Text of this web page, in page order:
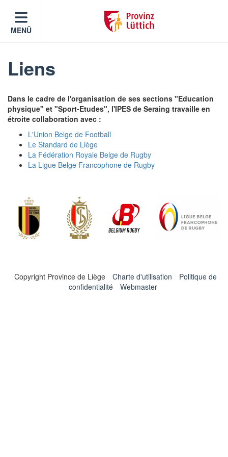
MENÜ
Liens
Dans le cadre de l'organisation de ses sections "Education
physique" et "Sport-Etudes", l'IPES de Seraing travaille en
étroite collaboration avec :
L'Union Belge de Football
Le Standard de Liège
La Fédération Royale Belge de Rugby
La Ligue Belge Francophone de Rugby
Copyright Province de Liège Charte d'utilisation
Politique de
confidentialité
Webmaster